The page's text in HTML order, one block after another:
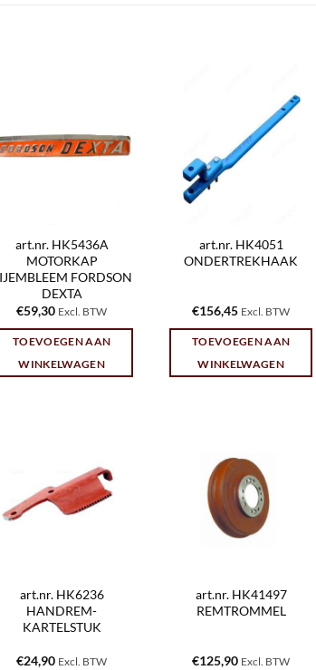
art.nr. HK5436A
MOTORKAP
FORDSON
DEXTA
€59,30 Excl. BTW
TOEVOEGEN AAN
WINKELWAGEN
art.nr. HK4051
ONDERTREKHAAK
€156,45 Excl. BTW
TOEVOEGEN AAN
WINKELWAGEN
art.nr. HK6236
HANDREM-
KARTELSTUK
€24,90 Excl. BTW
art.nr. HK41497
REMTROMMEL
€125,90 Excl. BTW